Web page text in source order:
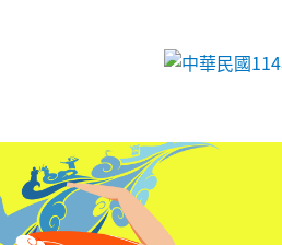
跳到主要內容